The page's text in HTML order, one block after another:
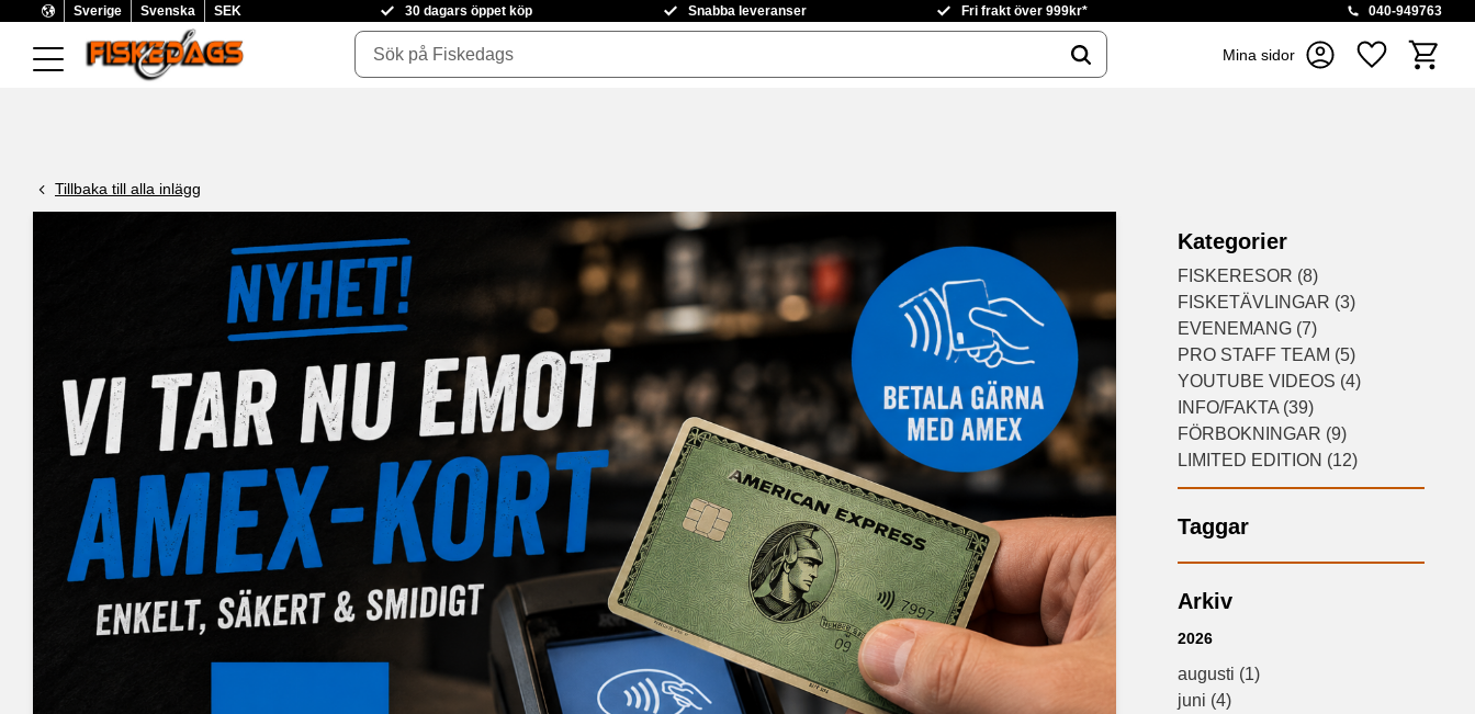
Sverige Svenska SEK 30 dagars öppet köp Snabba leveranser Fri frakt över 999kr* 040-949763
Mina sidor Favoriter
Tillbaka till alla inlägg
Kategorier
FISKERESOR (8)
FISKETÄVLINGAR (3)
EVENEMANG (7)
PRO STAFF TEAM (5)
YOUTUBE VIDEOS (4)
INFO/FAKTA (39)
FÖRBOKNINGAR (9)
LIMITED EDITION (12)
Taggar
Arkiv
2026
augusti (1)
juni (4)